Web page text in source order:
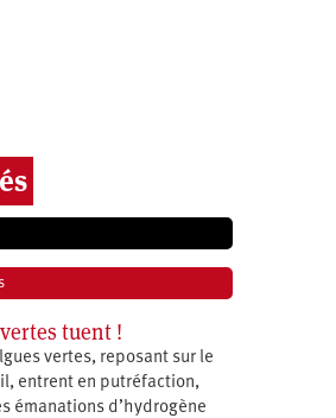
tuent !
vertes, reposant sur le
entrent en putréfaction,
émanations d’hydrogène